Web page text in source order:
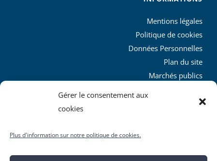
Gérer le consentement aux
cookies
Plus d'information sur notre politique de cookies.
Mentions légales
Politique de cookies
Données Personnelles
Plan du site
Marchés publics
L’agglo recrute